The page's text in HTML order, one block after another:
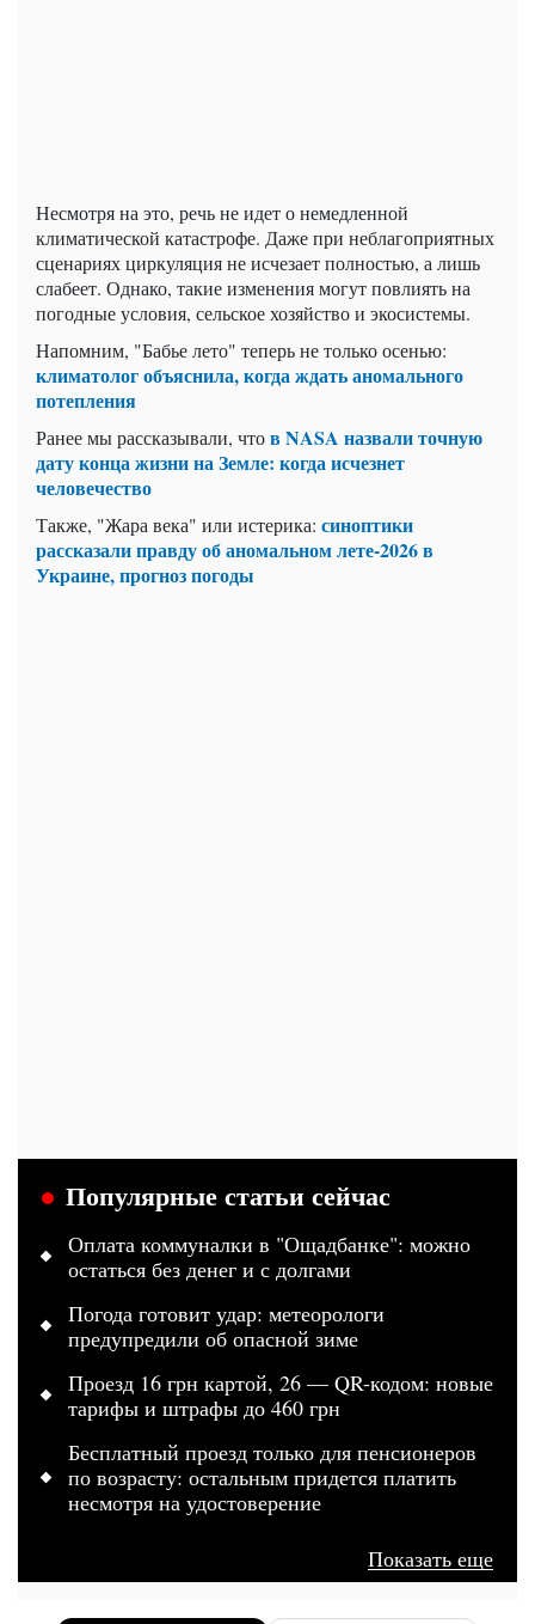
Несмотря на это, речь не идет о немедленной
климатической катастрофе. Даже при неблагоприятных
сценариях циркуляция не исчезает полностью, а лишь
слабеет. Однако, такие изменения могут повлиять на
погодные условия, сельское хозяйство и экосистемы.
Напомним, "Бабье лето" теперь не только осенью:
климатолог объяснила, когда ждать аномального
потепления
Ранее мы рассказывали, чтов NASA назвали точную
дату конца жизни на Земле: когда исчезнет
человечество
Также, "Жара века" или истерика: синоптики
рассказали правду об аномальном лете-2026 в
Украине, прогноз погоды
Популярные статьи сейчас
Оплата коммуналки в "Ощадбанке": можно
остаться без денег и с долгами
Погода готовит удар: метеорологи
предупредили об опасной зиме
Проезд 16 грн картой, 26 — QR-кодом: новые
тарифы и штрафы до 460 грн
Бесплатный проезд только для пенсионеров
по возрасту: остальным придется платить
несмотря на удостоверение
Показать еще